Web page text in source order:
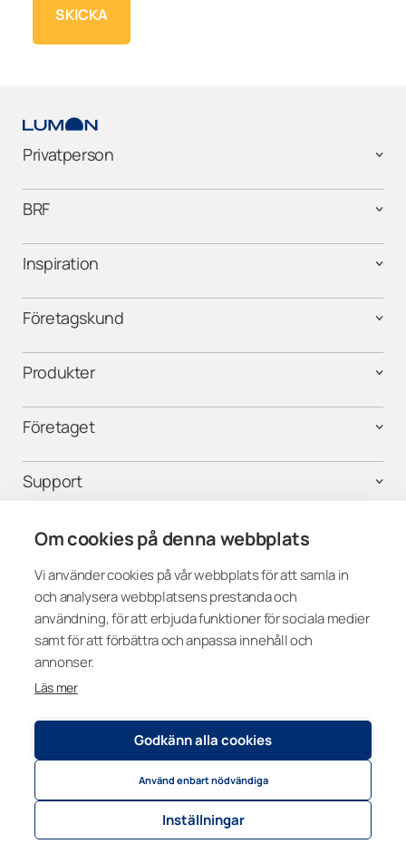
Om cookies på denna webbplats
Vi använder cookies på vår webbplats för att samla in
och analysera webbplatsens prestanda och
användning, för att erbjuda funktioner för sociala medier
samt för att förbättra och anpassa innehåll och
annonser.
Läs mer
Godkänn alla cookies
Använd enbart nödvändiga
Inställningar
Privatperson
BRF
Inspiration
Företagskund
Produkter
Företaget
Support
Kontakta oss
Följ oss i sociala medier
Sweden
Register och integritetspolicy
© 2026 Lumon Group